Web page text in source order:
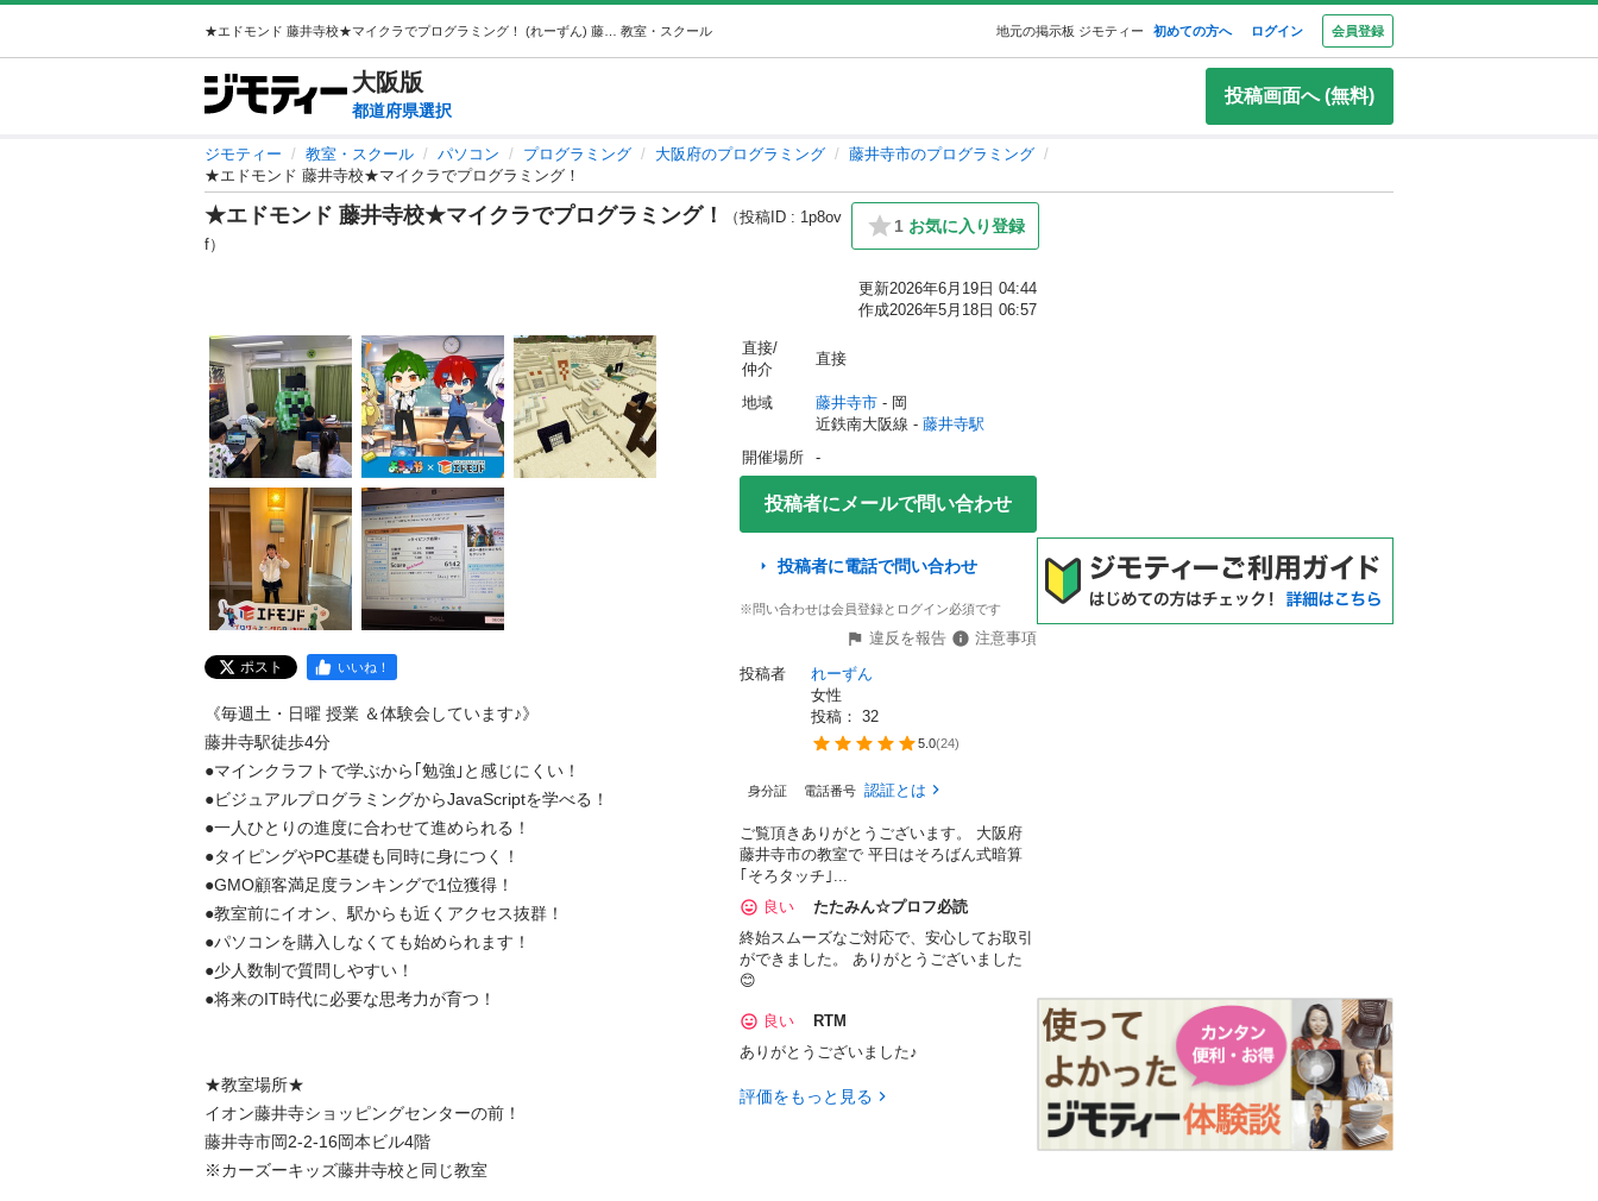
教室・スクール 地元の掲示板 ジモティー 初めての方へ ログイン 会員登録
大阪版
都道府県選択
投稿画面へ (無料)
ジモティー 教室・スクール パソコン プログラミング 大阪府のプログラミング
藤井寺市のプログラミング
★エドモンド 藤井寺校★マイクラでプログラミング！
★エドモンド 藤井寺校★マイクラでプログラミング！
（投稿ID : 1p8ov
f）
1 お気に入り登録
更新2026年6月19日 04:44
作成2026年5月18日 06:57
ポスト いいね！
《毎週土・日曜 授業 ＆体験会しています♪》
藤井寺駅徒歩4分
●マインクラフトで学ぶから｢勉強｣と感じにくい！
●ビジュアルプログラミングからJavaScriptを学べる！
●一人ひとりの進度に合わせて進められる！
●タイピングやPC基礎も同時に身につく！
●GMO顧客満足度ランキングで1位獲得！
●教室前にイオン、駅からも近くアクセス抜群！
●パソコンを購入しなくても始められます！
●少人数制で質問しやすい！
●将来のIT時代に必要な思考力が育つ！
★教室場所★
イオン藤井寺ショッピングセンターの前！
藤井寺市岡2-2-16岡本ビル4階
※カーズーキッズ藤井寺校と同じ教室
直接/
仲介
直接
地域 藤井寺市 - 岡
近鉄南大阪線 - 藤井寺駅
開催場所
-
投稿者にメールで問い合わせ
投稿者に電話で問い合わせ
※問い合わせは会員登録とログイン必須です
違反を報告
注意事項
投稿者
れーずん
女性
投稿： 32
5.0(24)
身分証 電話番号 認証とは
ご覧頂きありがとうございます。 大阪府
藤井寺市の教室で 平日はそろばん式暗算
｢そろタッチ｣...
良い
たたみん☆プロフ必読
終始スムーズなご対応で、安心してお取引
ができました。 ありがとうございました
😊
良い
RTM
ありがとうございました♪
評価をもっと見る